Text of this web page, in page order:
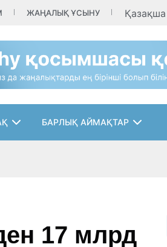
ЖАҢАЛЫҚ ҰСЫНУ Қазақша
БАРЛЫҚ АЙМАҚТАР
17 млрд